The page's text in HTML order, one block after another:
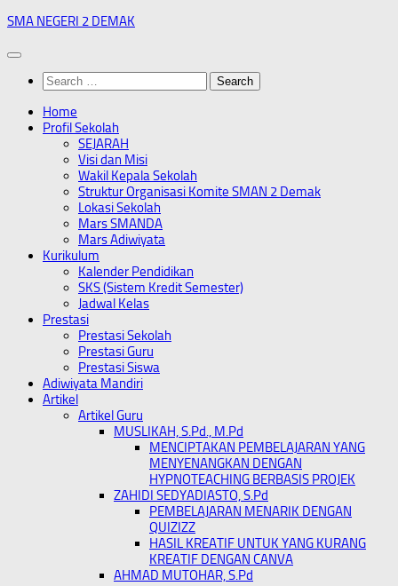
Skip
content
SMA NEGERI 2 DEMAK
Search
for:
Home
Profil Sekolah
SEJARAH
Visi dan Misi
Wakil Kepala Sekolah
Struktur Organisasi Komite SMAN 2 Demak
Lokasi Sekolah
Mars SMANDA
Mars Adiwiyata
Kurikulum
Kalender Pendidikan
SKS (Sistem Kredit Semester)
Jadwal Kelas
Prestasi
Prestasi Sekolah
Prestasi Guru
Prestasi Siswa
Adiwiyata Mandiri
Artikel
Artikel Guru
MUSLIKAH, S.Pd., M.Pd
MENCIPTAKAN PEMBELAJARAN YANG
MENYENANGKAN DENGAN
HYPNOTEACHING BERBASIS PROJEK
ZAHIDI SEDYADIASTO, S.Pd
PEMBELAJARAN MENARIK DENGAN
QUIZIZZ
HASIL KREATIF UNTUK YANG KURANG
KREATIF DENGAN CANVA
AHMAD MUTOHAR, S.Pd